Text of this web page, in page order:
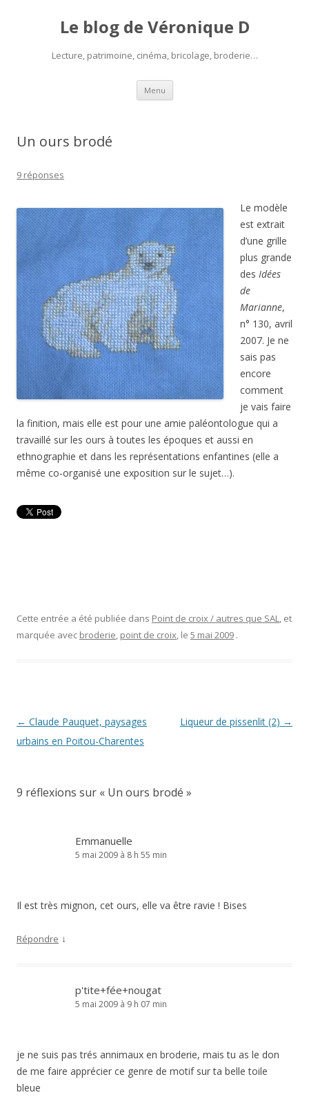
Le blog de Véronique D
Lecture, patrimoine, cinéma, bricolage, broderie…
Menu Aller
contenu
Un ours brodé
9 réponses
Le modèle
est extrait
d’une grille
plus grande
des Idées
de
Marianne,
n° 130, avril
2007. Je ne
sais pas
encore
comment
je vais faire
la finition, mais elle est pour une amie paléontologue qui a
travaillé sur les ours à toutes les époques et aussi en
ethnographie et dans les représentations enfantines (elle a
même co-organisé une exposition sur le sujet…).
Cette entrée a été publiée dans Point de croix / autres que SAL, et
marquée avec broderie, point de croix, le 5 mai 2009 .
Navigation
des
← Claude Pauquet, paysages
urbains en Poitou-Charentes
Liqueur de pissenlit (2) →
9 réflexions sur « Un ours brodé »
Emmanuelle
5 mai 2009 à 8 h 55 min
Il est très mignon, cet ours, elle va être ravie ! Bises
Répondre ↓
p'tite+fée+nougat
5 mai 2009 à 9 h 07 min
je ne suis pas trés annimaux en broderie, mais tu as le don
de me faire apprécier ce genre de motif sur ta belle toile
bleue